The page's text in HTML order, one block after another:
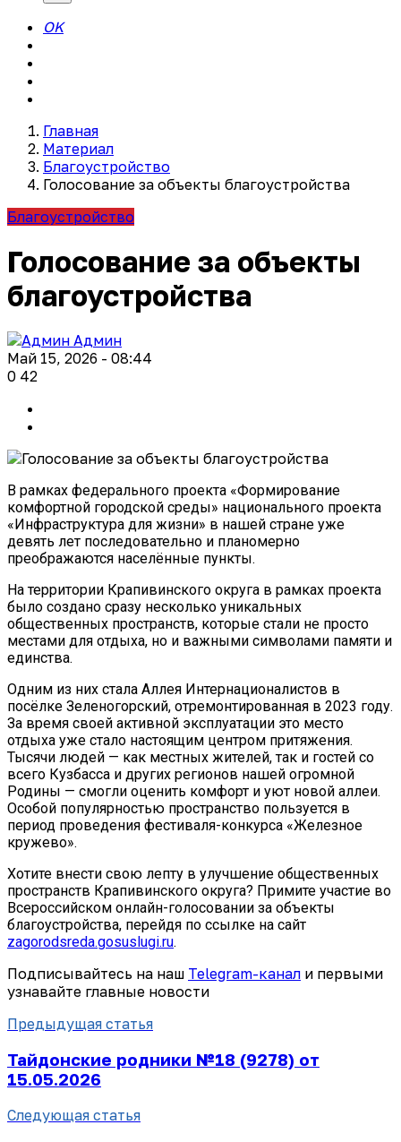
OK
Главная
Материал
Благоустройство
Голосование за объекты благоустройства
Благоустройство
Голосование за объекты
благоустройства
Админ
Май 15, 2026 - 08:44
0 42
В рамках федерального проекта «Формирование
комфортной городской среды» национального проекта
«Инфраструктура для жизни» в нашей стране уже
девять лет последовательно и планомерно
преображаются населённые пункты.
На территории Крапивинского округа в рамках проекта
было создано сразу несколько уникальных
общественных пространств, которые стали не просто
местами для отдыха, но и важными символами памяти и
единства.
Одним из них стала Аллея Интернационалистов в
посёлке Зеленогорский, отремонтированная в 2023 году.
За время своей активной эксплуатации это место
отдыха уже стало настоящим центром притяжения.
Тысячи людей — как местных жителей, так и гостей со
всего Кузбасса и других регионов нашей огромной
Родины — смогли оценить комфорт и уют новой аллеи.
Особой популярностью пространство пользуется в
период проведения фестиваля-конкурса «Железное
кружево».
Хотите внести свою лепту в улучшение общественных
пространств Крапивинского округа? Примите участие во
Всероссийском онлайн-голосовании за объекты
благоустройства, перейдя по ссылке на сайт
zagorodsreda.gosuslugi.ru.
Подписывайтесь на наш Telegram-канал и первыми
узнавайте главные новости
Предыдущая статья
Тайдонские родники №18 (9278) от
15.05.2026
Следующая статья